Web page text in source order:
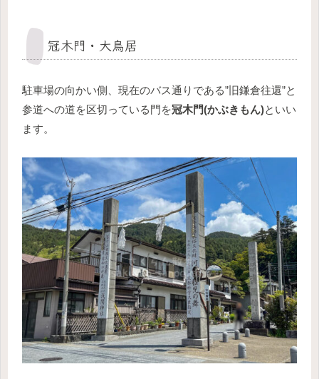
冠木門・大鳥居
駐車場の向かい側、現在のバス通りである”旧鎌倉往還”と
参道への道を区切っている門を冠木門(かぶきもん)といい
ます。